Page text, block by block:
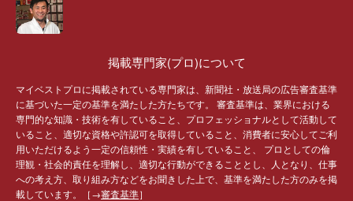
掲載専門家(プロ)について
マイベストプロに掲載されている専門家は、新聞社・放送局の広告審査基準
に基づいた一定の基準を満たした方たちです。 審査基準は、業界における
専門的な知識・技術を有していること、プロフェッショナルとして活動して
いること、適切な資格や許認可を取得していること、消費者に安心してご利
用いただけるよう一定の信頼性・実績を有していること、 プロとしての倫
理観・社会的責任を理解し、適切な行動ができることとし、人となり、仕事
への考え方、取り組み方などをお聞きした上で、基準を満たした方のみを掲
載しています。［→審査基準］